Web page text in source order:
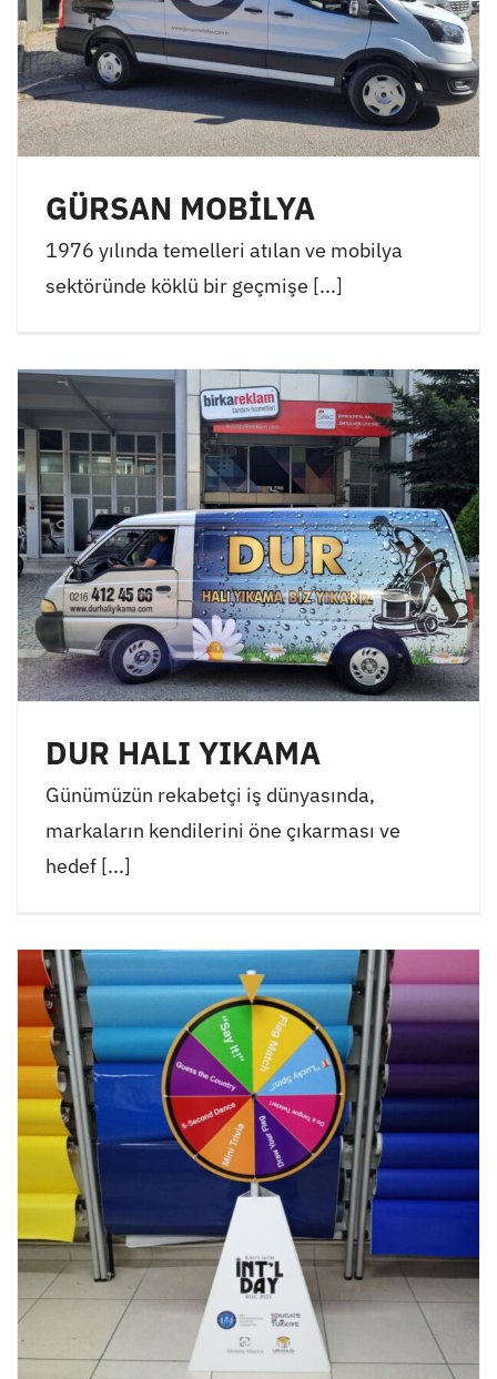
GÜRSAN MOBİLYA
1976 yılında temelleri atılan ve mobilya
sektöründe köklü bir geçmişe [...]
DUR HALI YIKAMA
Günümüzün rekabetçi iş dünyasında,
markaların kendilerini öne çıkarması ve
hedef [...]